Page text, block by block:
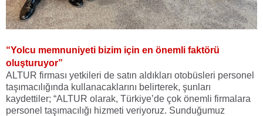
“Yolcu memnuniyeti bizim için en önemli faktörü
oluşturuyor”
ALTUR firması yetkileri de satın aldıkları otobüsleri personel
taşımacılığında kullanacaklarını belirterek, şunları
kaydettiler; “ALTUR olarak, Türkiye’de çok önemli firmalara
personel taşımacılığı hizmeti veriyoruz. Sunduğumuz